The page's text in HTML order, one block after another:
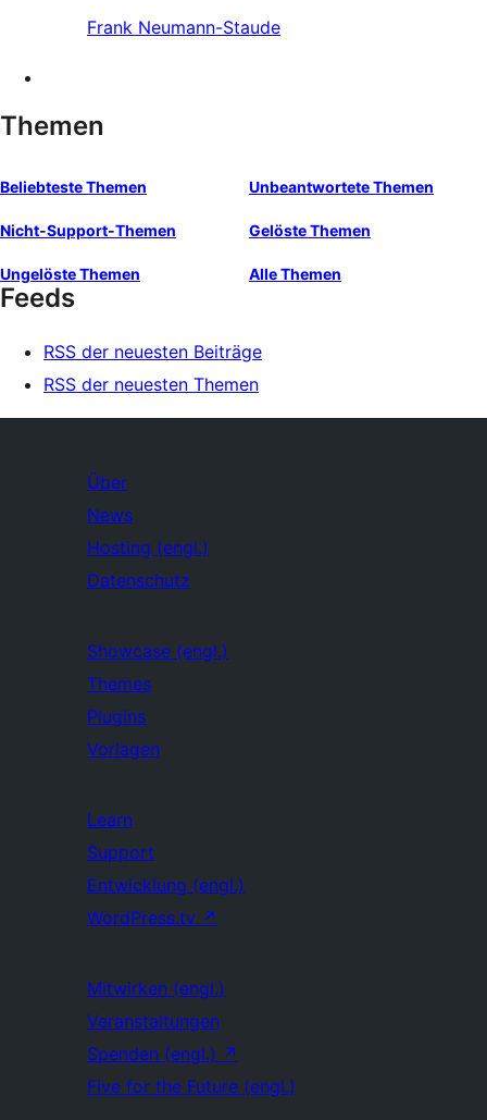
Frank Neumann-Staude
Themen
Beliebteste Themen Unbeantwortete Themen
Nicht-Support-Themen Gelöste Themen
Ungelöste Themen Alle Themen
Feeds
RSS der neuesten Beiträge
RSS der neuesten Themen
Über
News
Hosting (engl.)
Datenschutz
Showcase (engl.)
Themes
Plugins
Vorlagen
Learn
Support
Entwicklung (engl.)
WordPress.tv ↗
Mitwirken (engl.)
Veranstaltungen
Spenden (engl.) ↗
Five for the Future (engl.)